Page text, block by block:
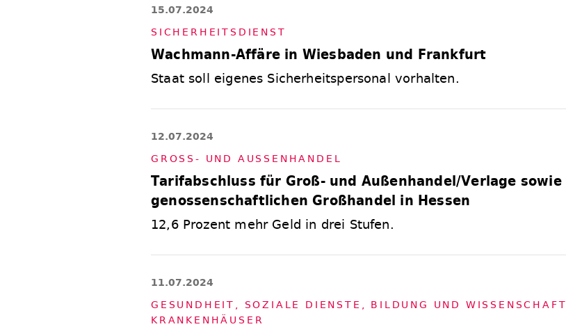
15.07.2024
SI­CHER­HEITS­DIENST
Wachmann-Affäre in Wiesbaden und Frankfurt
Staat soll eigenes Sicherheitspersonal vorhalten.
12.07.2024
GROSS- UND AU­SSEN­HAN­DEL
Tarifabschluss für Groß- und Außenhandel/Verlage sowie
genossenschaftlichen Großhandel in Hessen
12,6 Prozent mehr Geld in drei Stufen.
11.07.2024
GE­SUND­HEIT, SO­ZIA­LE DIENS­TE, BIL­DUNG UND WIS­SEN­SCHAFT
KRAN­KEN­HÄU­SER